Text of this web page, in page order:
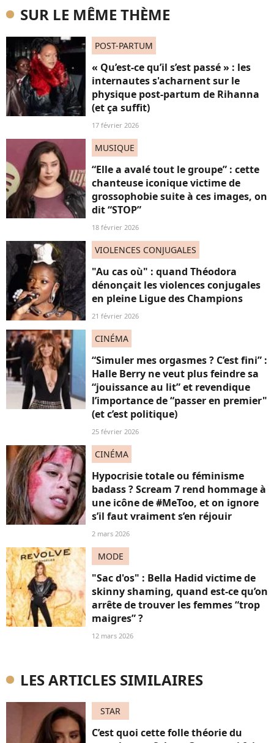
SUR LE MÊME THÈME
POST-PARTUM
« Qu’est-ce qu’il s’est passé » : les
internautes s'acharnent sur le
physique post-partum de Rihanna
(et ça suffit)
17 février 2026
MUSIQUE
“Elle a avalé tout le groupe” : cette
chanteuse iconique victime de
grossophobie suite à ces images, on
dit “STOP”
18 février 2026
VIOLENCES CONJUGALES
"Au cas où" : quand Théodora
dénonçait les violences conjugales
en pleine Ligue des Champions
21 février 2026
CINÉMA
“Simuler mes orgasmes ? C’est fini” :
Halle Berry ne veut plus feindre sa
“jouissance au lit” et revendique
l’importance de “passer en premier"
(et c’est politique)
25 février 2026
CINÉMA
Hypocrisie totale ou féminisme
badass ? Scream 7 rend hommage à
une icône de #MeToo, et on ignore
s’il faut vraiment s’en réjouir
2 mars 2026
MODE
"Sac d'os" : Bella Hadid victime de
skinny shaming, quand est-ce qu’on
arrête de trouver les femmes “trop
maigres” ?
12 mars 2026
LES ARTICLES SIMILAIRES
STAR
C’est quoi cette folle théorie du